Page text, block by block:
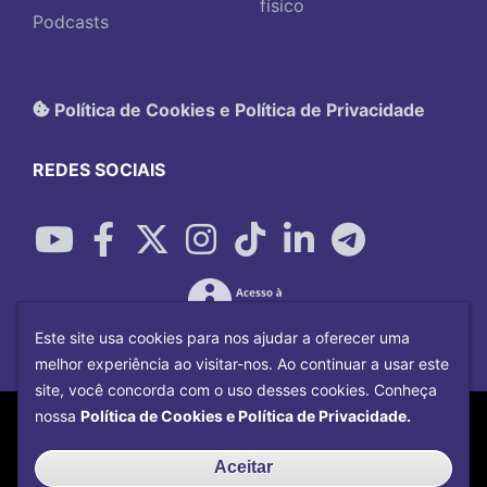
Podcasts
físico
Política de Cookies e Política de Privacidade
REDES SOCIAIS
Copyright©2026Universidade Federal
Desenvolvido porCentro de Tecnologia da
Este site usa cookies para nos ajudar a oferecer uma
melhor experiência ao visitar-nos. Ao continuar a usar este
site, você concorda com o uso desses cookies. Conheça
nossa Política de Cookies e Política de Privacidade.
Aceitar